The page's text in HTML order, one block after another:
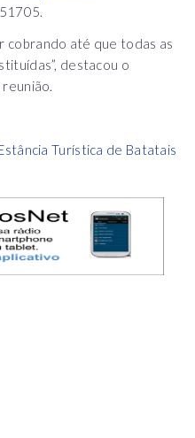
cobrando até que todas as
destacou o
Turística de Batatais